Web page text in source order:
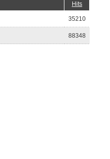
Hits
35210
88348